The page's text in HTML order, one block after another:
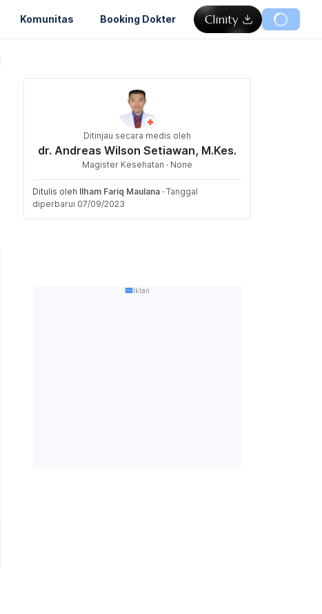
Komunitas Booking Dokter
Ditinjau secara medis oleh
dr. Andreas Wilson Setiawan, M.Kes.
Magister Kesehatan · None
Ditulis oleh Ilham Fariq Maulana · Tanggal
diperbarui 07/09/2023
Iklan